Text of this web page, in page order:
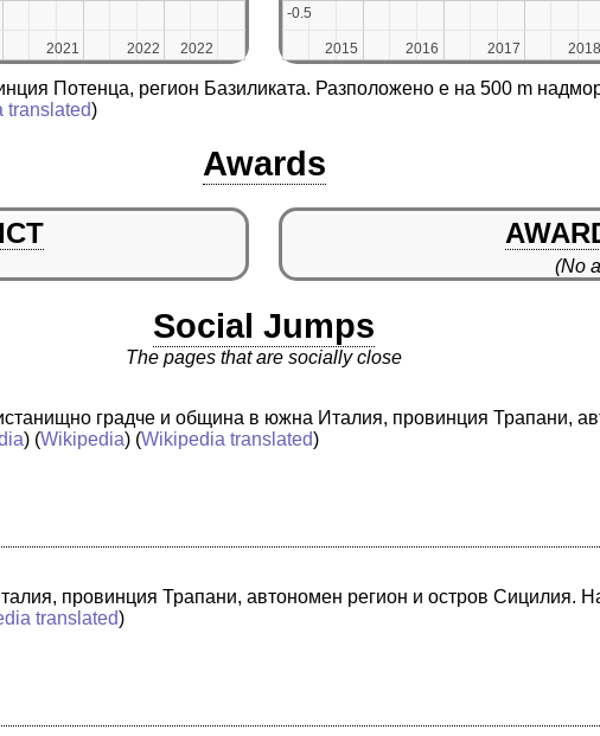
2021
2021 2022
2022 2022
2022 2015
2015 2016
2016 2017
2017 2018
2018
-0.5
-0.5
Потенца, регион Базиликата. Разположено е на 500 m
translated)
Awards
(No
Social Jumps
The pages that are socially close
градче и община в южна Италия, провинция Трапани,
) (Wikipedia) (Wikipedia translated)
провинция Трапани, автономен регион и остров Сицилия.
translated)